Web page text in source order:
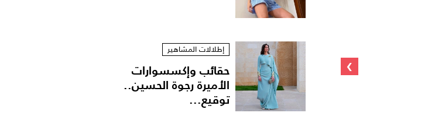
›
إطلالات المشاهير
حقائب وإكسسوارات
الأميرة رجوة الحسين..
توقيع...